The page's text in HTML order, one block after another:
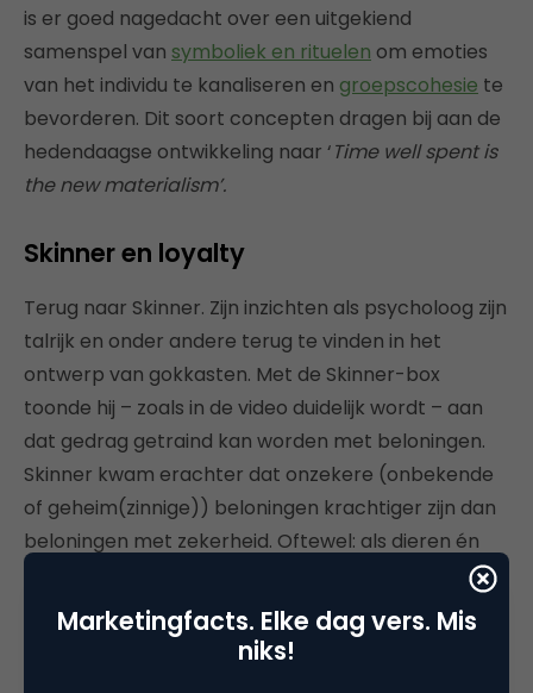
is er goed nagedacht over een uitgekiend
samenspel van symboliek en rituelen om emoties
van het individu te kanaliseren en groepscohesie te
bevorderen. Dit soort concepten dragen bij aan de
hedendaagse ontwikkeling naar ‘Time well spent is
the new materialism’.
Skinner en loyalty
Terug naar Skinner. Zijn inzichten als psycholoog zijn
talrijk en onder andere terug te vinden in het
ontwerp van gokkasten. Met de Skinner-box
toonde hij – zoals in de video duidelijk wordt – aan
dat gedrag getraind kan worden met beloningen.
Skinner kwam erachter dat onzekere (onbekende
of geheim(zinnige)) beloningen krachtiger zijn dan
beloningen met zekerheid. Oftewel: als dieren én
vertonen van beoogd gedrag, versterkt dat de
motivatie om het gedrag juist wél te vertonen.
Marketingfacts. Elke dag vers. Mis
niks!